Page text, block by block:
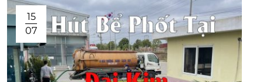
15
07